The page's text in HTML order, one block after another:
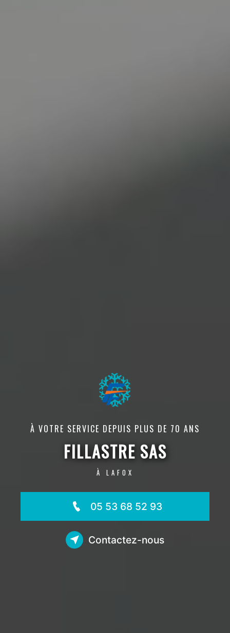
À VOTRE SERVICE DEPUIS PLUS DE 70 ANS
FILLASTRE SAS
À LAFOX
05 53 68 52 93
Contactez-nous